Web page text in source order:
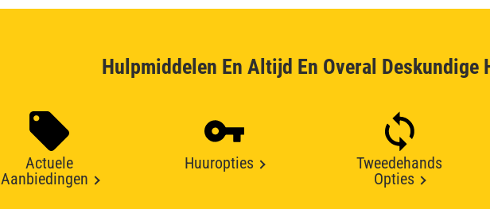
Hulpmiddelen En Altijd En Overal Deskundige
Actuele
Aanbiedingen
Huuropties
Tweedehands
Opties